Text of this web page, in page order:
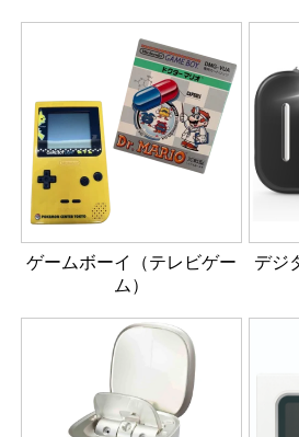
ゲームボーイ（テレビゲー
ム）
デジ